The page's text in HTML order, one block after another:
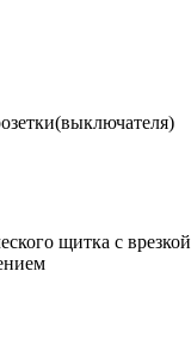
щитка с врезкой